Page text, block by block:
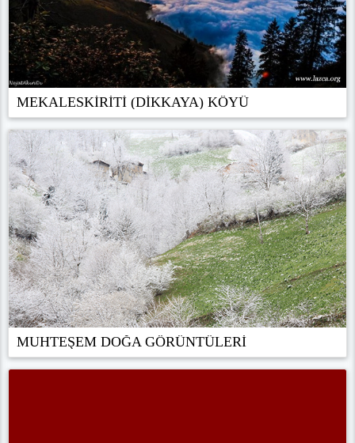
MEKALESKİRİTİ (DİKKAYA) KÖYÜ
MUHTEŞEM DOĞA GÖRÜNTÜLERİ